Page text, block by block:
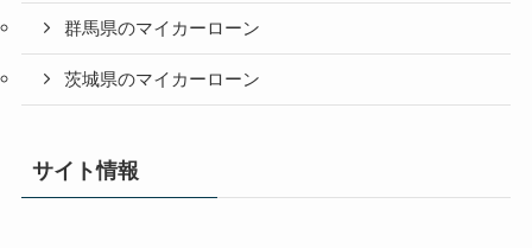
群馬県のマイカーローン
茨城県のマイカーローン
サイト情報